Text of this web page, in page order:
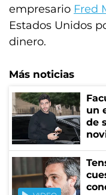
empresario Fred
Estados Unidos
dinero.
Más noticias
un
de